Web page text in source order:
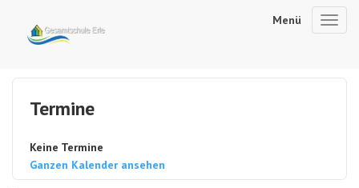
Menü
Termine
Keine Termine
Ganzen Kalender ansehen